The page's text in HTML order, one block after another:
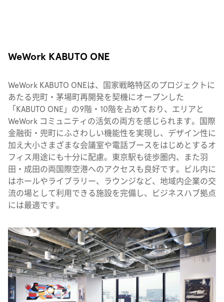
WeWork KABUTO ONE
WeWork KABUTO ONEは、国家戦略特区のプロジェクトに
あたる兜町・茅場町再開発を契機にオープンした
「KABUTO ONE」の9階・10階を占めており、エリアと
WeWork コミュニティの活気の両方を感じられます。国際
金融街・兜町にふさわしい機能性を実現し、デザイン性に
加え大小さまざまな会議室や電話ブースをはじめとするオ
フィス用途にも十分に配慮。東京駅も徒歩圏内、また羽
田・成田の両国際空港へのアクセスも良好です。ビル内に
はホールやライブラリー、ラウンジなど、地域内企業の交
流の場として利用できる施設を完備し、ビジネスハブ拠点
には最適です。